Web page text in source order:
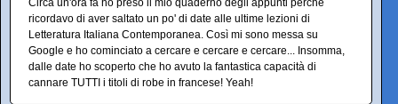
Circa un'ora fa ho preso il mio quaderno degli appunti perché
ricordavo di aver saltato un po' di date alle ultime lezioni di
Letteratura Italiana Contemporanea. Così mi sono messa su
Google e ho cominciato a cercare e cercare e cercare... Insomma,
dalle date ho scoperto che ho avuto la fantastica capacità di
cannare TUTTI i titoli di robe in francese! Yeah!